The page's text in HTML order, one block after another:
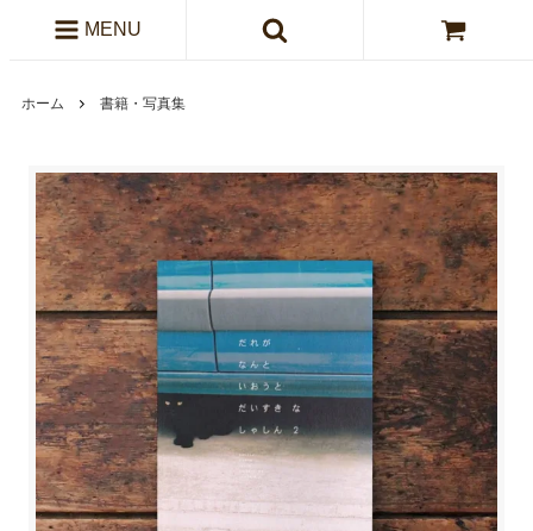
MENU
ホーム 書籍・写真集